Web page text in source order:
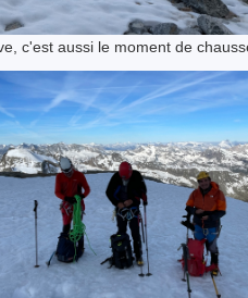
c'est aussi le moment de